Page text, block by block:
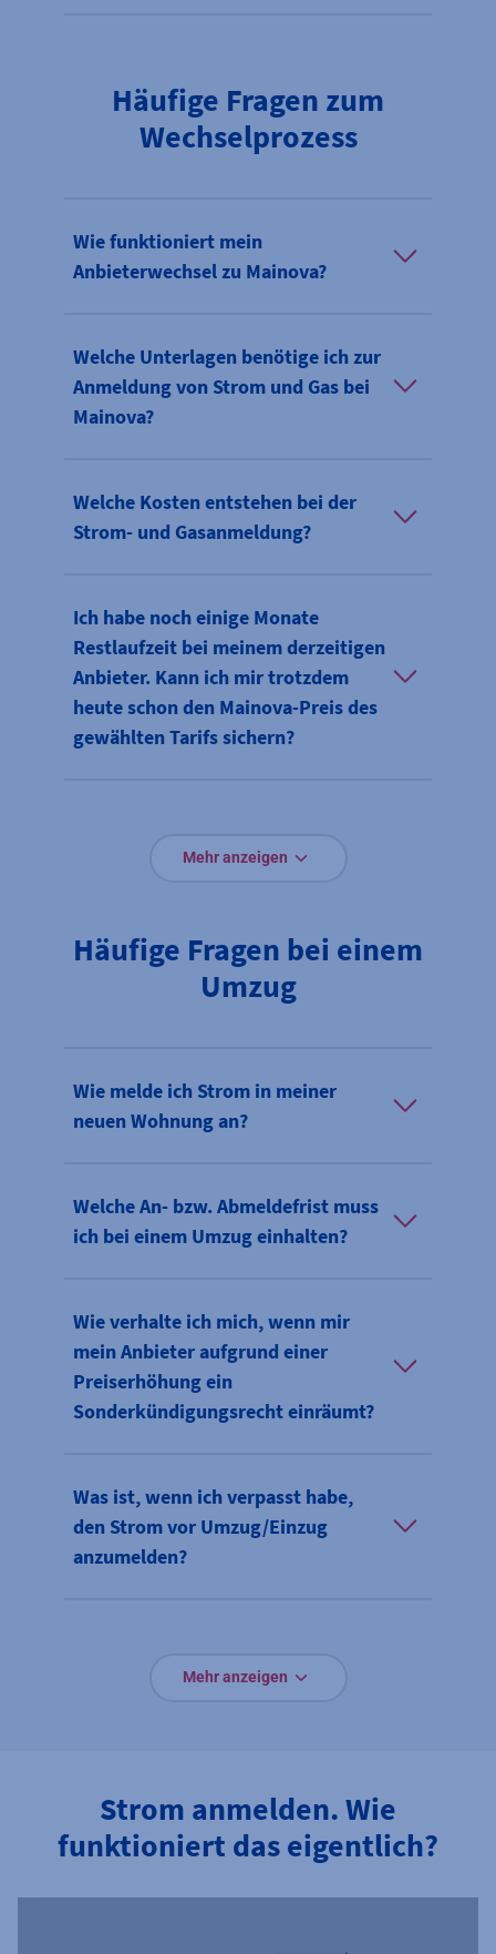
Häufige Fragen zum
Wechselprozess
Wie funktioniert mein
Anbieterwechsel zu Mainova?
Welche Unterlagen benötige ich zur
Anmeldung von Strom und Gas bei
Mainova?
Welche Kosten entstehen bei der
Strom- und Gasanmeldung?
Ich habe noch einige Monate
Restlaufzeit bei meinem derzeitigen
Anbieter. Kann ich mir trotzdem
heute schon den Mainova-Preis des
gewählten Tarifs sichern?
Mehr anzeigen
Häufige Fragen bei einem
Umzug
Wie melde ich Strom in meiner
neuen Wohnung an?
Welche An- bzw. Abmeldefrist muss
ich bei einem Umzug einhalten?
Wie verhalte ich mich, wenn mir
mein Anbieter aufgrund einer
Preiserhöhung ein
Sonderkündigungsrecht einräumt?
Was ist, wenn ich verpasst habe,
den Strom vor Umzug/Einzug
anzumelden?
Mehr anzeigen
Strom anmelden. Wie
funktioniert das eigentlich?